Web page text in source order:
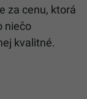
za cenu, ktorá
niečo
kvalitné.